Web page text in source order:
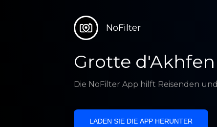
NoFilter
Grotte
Die NoFilter App hilft Reisenden
LADEN SIE DIE APP HERUNTER